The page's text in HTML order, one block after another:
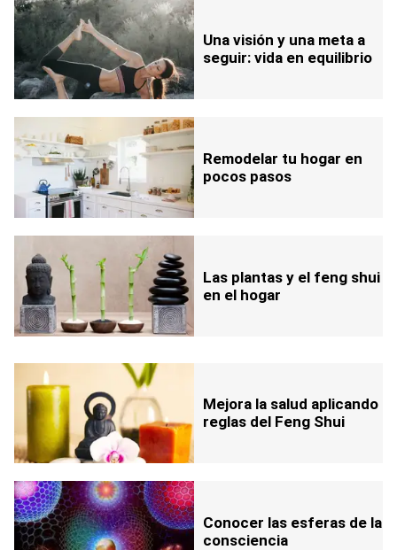
Una visión y una meta a
seguir: vida en equilibrio
Remodelar tu hogar en
pocos pasos
Las plantas y el feng shui
en el hogar
Mejora la salud aplicando
reglas del Feng Shui
Conocer las esferas de la
consciencia